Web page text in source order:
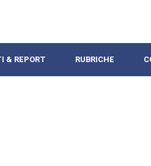
& REPORT RUBRICHE